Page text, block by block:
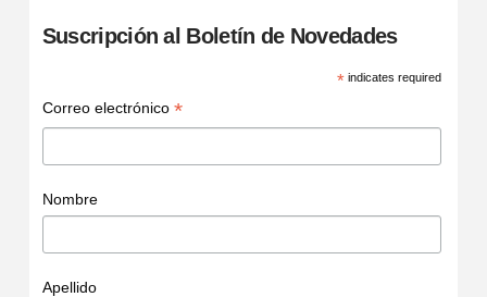
Suscripción al Boletín de Novedades
*indicates required
Correo electrónico *
Nombre
Apellido